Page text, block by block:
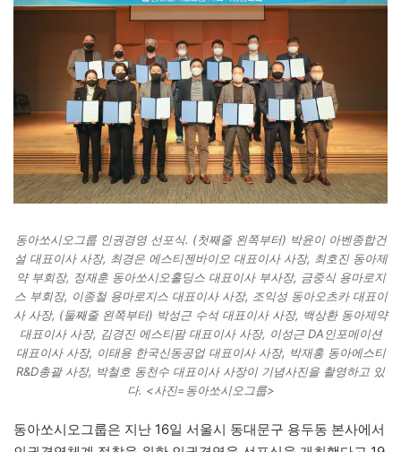
동아쏘시오그룹 인권경영 선포식. (첫째줄 왼쪽부터) 박윤이 아벤종합건
설 대표이사 사장, 최경은 에스티젠바이오 대표이사 사장, 최호진 동아제
약 부회장, 정재훈 동아쏘시오홀딩스 대표이사 부사장, 금중식 용마로지
스 부회장, 이종철 용마로지스 대표이사 사장, 조익성 동아오츠카 대표이
사 사장, (둘째줄 왼쪽부터) 박성근 수석 대표이사 사장, 백상환 동아제약
대표이사 사장, 김경진 에스티팜 대표이사 사장, 이성근 DA인포메이션
대표이사 사장, 이태용 한국신동공업 대표이사 사장, 박재홍 동아에스티
R&D총괄 사장, 박철호 동천수 대표이사 사장이 기념사진을 촬영하고 있
다. <사진=동아쏘시오그룹>
동아쏘시오그룹은 지난 16일 서울시 동대문구 용두동 본사에서